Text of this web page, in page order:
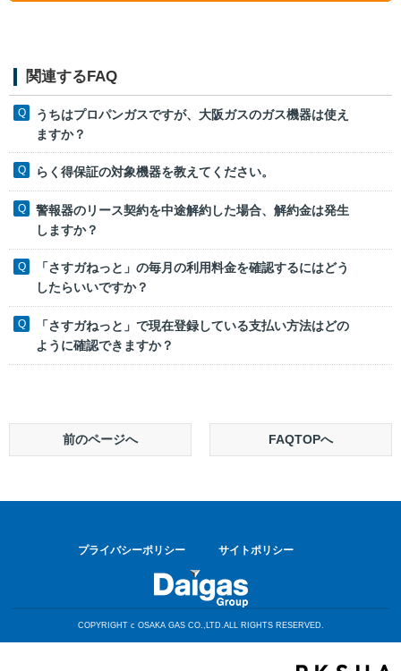
関連するFAQ
うちはプロパンガスですが、大阪ガスのガス機器は使え
ますか？
らく得保証の対象機器を教えてください。
警報器のリース契約を中途解約した場合、解約金は発生
しますか？
「さすガねっと」の毎月の利用料金を確認するにはどう
したらいいですか？
「さすガねっと」で現在登録している支払い方法はどの
ように確認できますか？
前のページへ FAQTOPへ
プライバシーポリシー サイトポリシー
COPYRIGHT c OSAKA GAS CO.,LTD.ALL RIGHTS RESERVED.